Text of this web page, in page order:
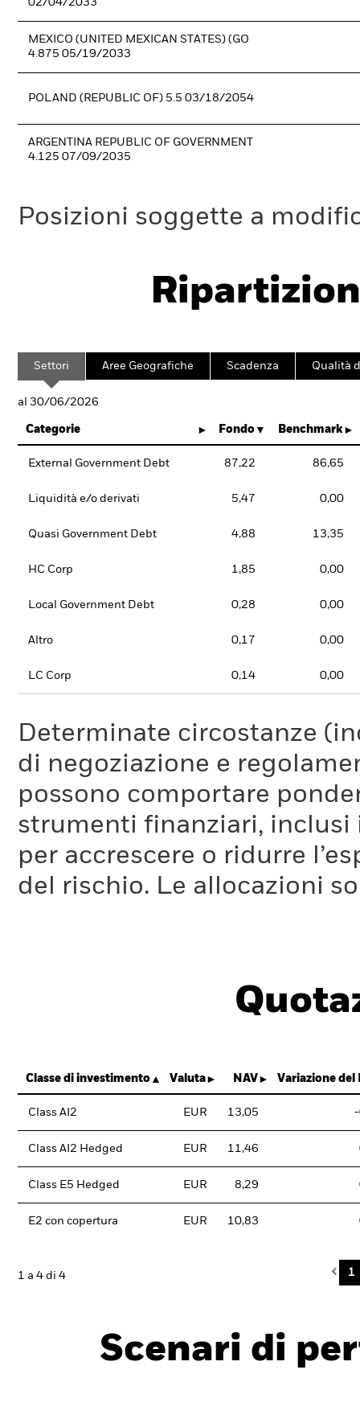
02/04/2033
MEXICO (UNITED MEXICAN STATES) (GO
4.875 05/19/2033
POLAND (REPUBLIC OF) 5.5 03/18/2054
ARGENTINA REPUBLIC OF GOVERNMENT
4.125 07/09/2035
Posizioni soggette a
Settori Aree Geografiche Scadenza Qualità
al 30/06/2026
Categorie Fondo Benchmark
External Government Debt 87,22 86,65
Liquidità e/o derivati 5,47 0,00
Quasi Government Debt 4,88 13,35
HC Corp 1,85 0,00
Local Government Debt 0,28 0,00
Altro 0,17 0,00
LC Corp 0,14 0,00
Determinate circostanze
di negoziazione e
possono comportare
strumenti finanziari, inclusi
per accrescere o ridurre
del rischio. Le allocazioni
Classe di investimento Valuta NAV Variazione del
Class AI2 EUR 13,05
Class AI2 Hedged EUR 11,46
Class E5 Hedged EUR 8,29
E2 con copertura EUR 10,83
1 a 4 di 4 1
Scenari di